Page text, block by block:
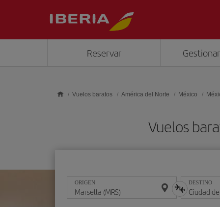
Reservar
Vuelos baratos América del Norte México
Vuelos
ORIGEN DESTINO